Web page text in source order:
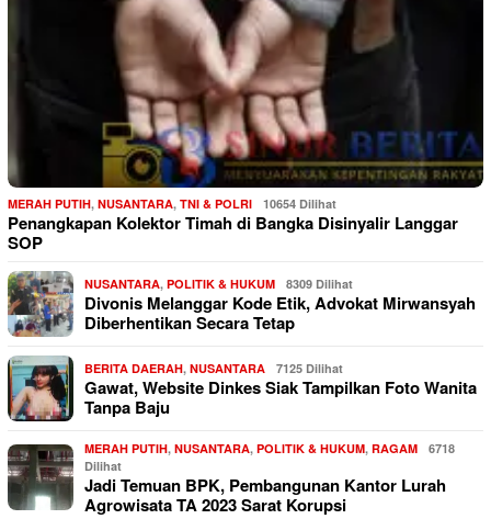
MERAH PUTIH, NUSANTARA, TNI & POLRI 10654 Dilihat
Penangkapan Kolektor Timah di Bangka Disinyalir Langgar
SOP
NUSANTARA, POLITIK & HUKUM 8309 Dilihat
Divonis Melanggar Kode Etik, Advokat Mirwansyah
Diberhentikan Secara Tetap
BERITA DAERAH, NUSANTARA 7125 Dilihat
Gawat, Website Dinkes Siak Tampilkan Foto Wanita
Tanpa Baju
MERAH PUTIH, NUSANTARA, POLITIK & HUKUM, RAGAM
6718
Dilihat
Jadi Temuan BPK, Pembangunan Kantor Lurah
Agrowisata TA 2023 Sarat Korupsi